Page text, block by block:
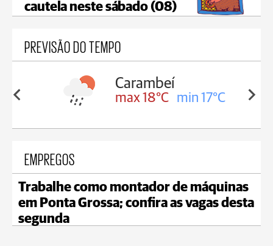
cautela neste sábado (08)
PREVISÃO DO TEMPO
18°C
Carambeí
max 18°C min 17°C
EMPREGOS
Trabalhe como montador de máquinas
em Ponta Grossa; confira as vagas desta
segunda